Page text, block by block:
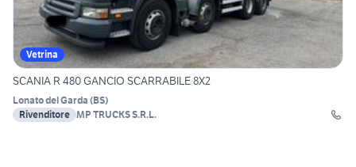
Vetrina
SCANIA R 480 GANCIO SCARRABILE 8X2
Lonato del Garda (BS)
Rivenditore MP TRUCKS S.R.L.